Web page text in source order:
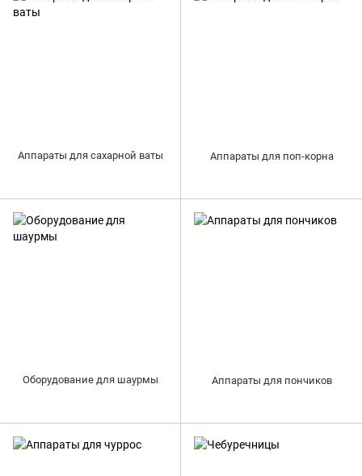
Аппараты для сахарной ваты Аппараты для поп-корна
Оборудование для шаурмы Аппараты для пончиков